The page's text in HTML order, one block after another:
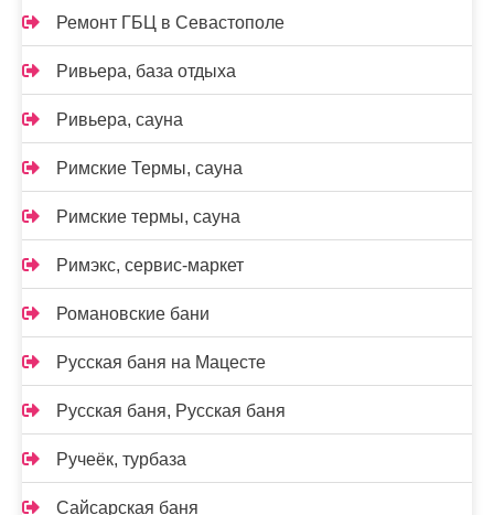
Ремонт ГБЦ в Севастополе
Ривьера, база отдыха
Ривьера, сауна
Римские Термы, сауна
Римские термы, сауна
Римэкс, сервис-маркет
Романовские бани
Русская баня на Мацесте
Русская баня, Русская баня
Ручеёк, турбаза
Сайсарская баня